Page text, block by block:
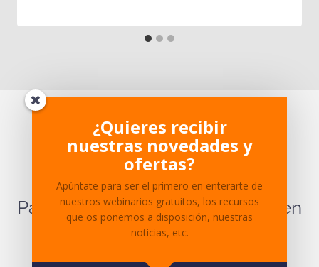
¿Te ha parecido interesante?
¿Tienes dudas sobre el
contenido?
Para cualquier pregunta ponte en
contactocon nosotros.
¿Quieres recibir
nuestras novedades y
ofertas?
Apúntate para ser el primero en enterarte de
nuestros webinarios gratuitos, los recursos
que os ponemos a disposición, nuestras
noticias, etc.